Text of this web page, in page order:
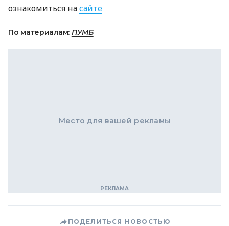
ознакомиться насайте
По материалам: ПУМБ
Место для вашей рекламы
ПОДЕЛИТЬСЯ НОВОСТЬЮ